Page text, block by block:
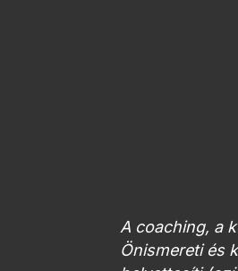
A coaching, a
Önismereti és